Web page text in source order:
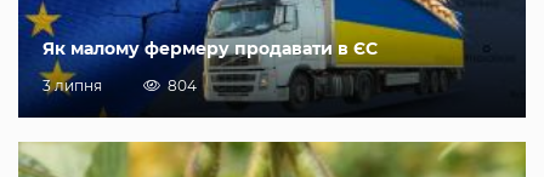
Як малому фермеру продавати в ЄС
3 липня 804